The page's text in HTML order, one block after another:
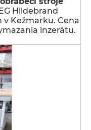
Hildebrand
v Kežmarku. Cena
inzerátu.